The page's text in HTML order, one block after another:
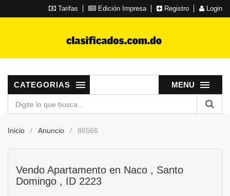
Tarifas Edición Impresa Registro Login
MENU
CATEGORIAS
Inicio Anuncio 86566
Vendo Apartamento en Naco , Santo
Domingo , ID 2223